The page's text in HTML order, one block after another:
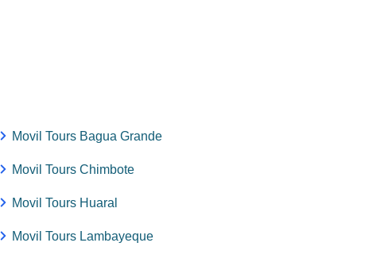
Movil Tours Bagua Grande
Movil Tours Chimbote
Movil Tours Huaral
Movil Tours Lambayeque